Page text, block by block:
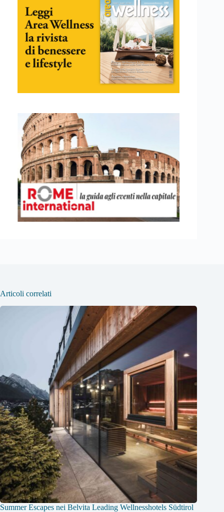
Articoli correlati
Summer Escapes nei Belvita Leading Wellnesshotels Südtirol